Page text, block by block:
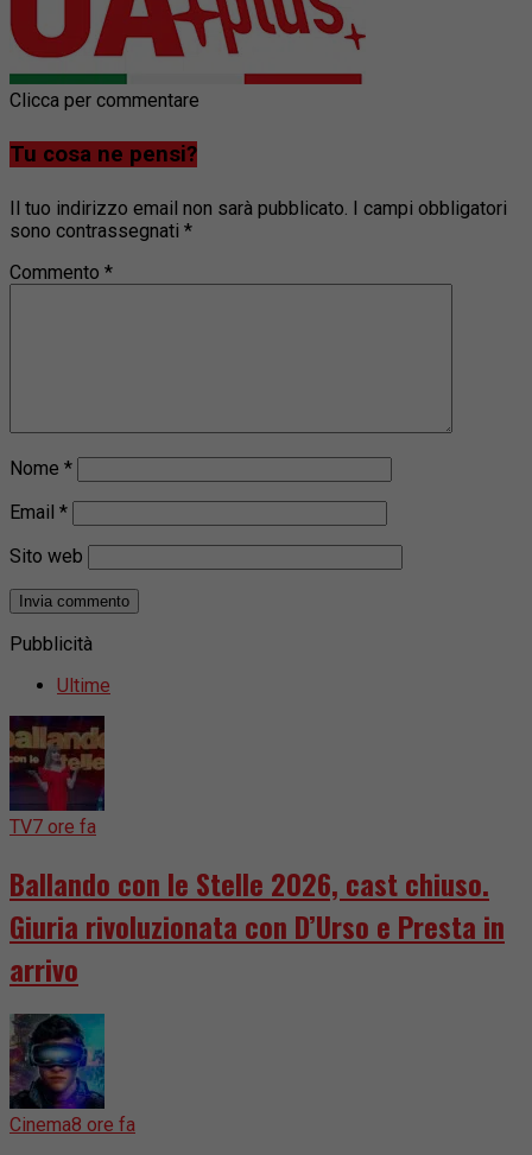
Clicca per commentare
Tu cosa ne pensi?
Il tuo indirizzo email non sarà pubblicato. I campi obbligatori
sono contrassegnati *
Commento *
Nome *
Email *
Sito web
Pubblicità
Ultime
TV7 ore fa
Ballando con le Stelle 2026, cast chiuso.
Giuria rivoluzionata con D’Urso e Presta in
arrivo
Cinema8 ore fa